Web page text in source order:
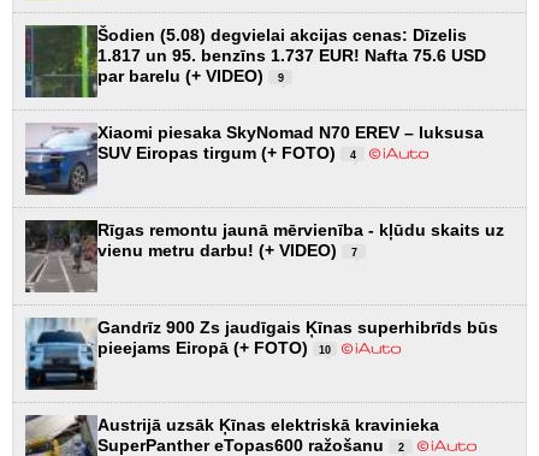
Šodien (5.08) degvielai akcijas cenas: Dīzelis
1.817 un 95. benzīns 1.737 EUR! Nafta 75.6 USD
par barelu (+ VIDEO)
9
Xiaomi piesaka SkyNomad N70 EREV – luksusa
SUV Eiropas tirgum (+ FOTO)
4
Rīgas remontu jaunā mērvienība - kļūdu skaits uz
vienu metru darbu! (+ VIDEO)
7
Gandrīz 900 Zs jaudīgais Ķīnas superhibrīds būs
pieejams Eiropā (+ FOTO)
10
Austrijā uzsāk Ķīnas elektriskā kravinieka
SuperPanther eTopas600 ražošanu
2